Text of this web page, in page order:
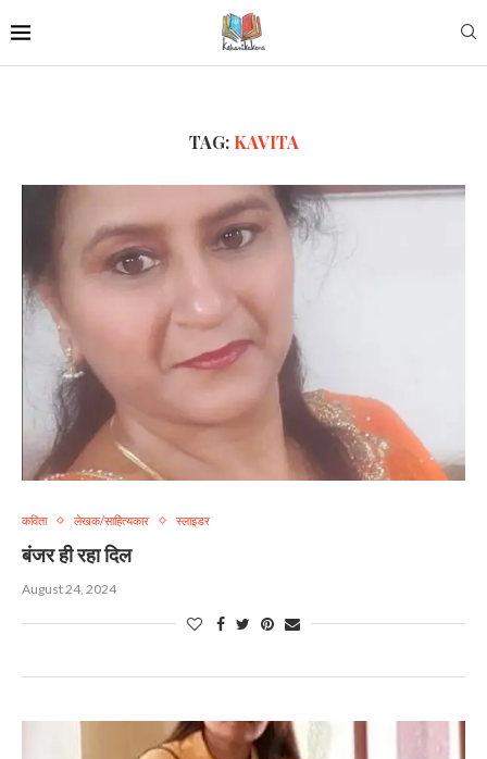
TAG: KAVITA
कविता लेखक/साहित्यकार स्लाइडर
बंजर ही रहा दिल
August 24, 2024